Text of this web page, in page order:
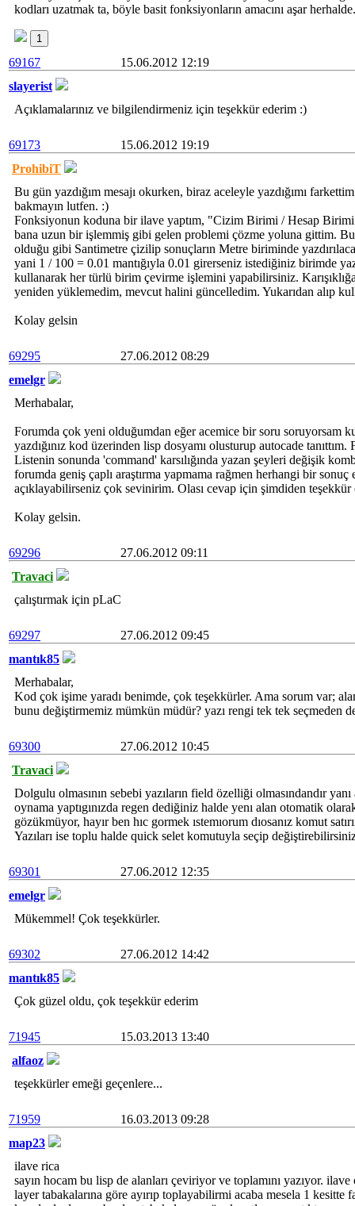
kodları uzatmak ta, böyle basit fonksiyonların amacını aşar
1
69167
15.06.2012 12:19
slayerist
Açıklamalarınız ve bilgilendirmeniz için teşekkür ederim :)
69173
15.06.2012 19:19
ProhibiT
Bu gün yazdığım mesajı okurken, biraz aceleyle yazdığımı
bakmayın lutfen. :)
Fonksiyonun koduna bir ilave yaptım, "Cizim Birimi / Hesap
bana uzun bir işlemmiş gibi gelen problemi çözme yoluna gittim.
olduğu gibi Santimetre çizilip sonuçların Metre biriminde
yani 1 / 100 = 0.01 mantığıyla 0.01 girerseniz istediğiniz birimde
kullanarak her türlü birim çevirme işlemini yapabilirsiniz.
yeniden yüklemedim, mevcut halini güncelledim. Yukarıdan alıp
Kolay gelsin
69295
27.06.2012 08:29
emelgr
Merhabalar,
Forumda çok yeni olduğumdan eğer acemice bir soru soruyorsam
yazdığınız kod üzerinden lisp dosyamı olusturup autocade
Listenin sonunda 'command' karsılığında yazan şeyleri değişik
forumda geniş çaplı araştırma yapmama rağmen herhangi bir sonuç
açıklayabilirseniz çok sevinirim. Olası cevap için şimdiden teşekkür
Kolay gelsin.
69296
27.06.2012 09:11
Travaci
çalıştırmak için pLaC
69297
27.06.2012 09:45
mantık85
Merhabalar,
Kod çok işime yaradı benimde, çok teşekkürler. Ama sorum var;
bunu değiştirmemiz mümkün müdür? yazı rengi tek tek seçmeden
69300
27.06.2012 10:45
Travaci
Dolgulu olmasının sebebi yazıların field özelliği olmasındandır yanı
oynama yaptıgınızda regen dediğiniz halde yenı alan otomatik
gözükmüyor, hayır ben hıc gormek ıstemıorum dıosanız komut
Yazıları ise toplu halde quick selet komutuyla seçip
69301
27.06.2012 12:35
emelgr
Mükemmel! Çok teşekkürler.
69302
27.06.2012 14:42
mantık85
Çok güzel oldu, çok teşekkür ederim
71945
15.03.2013 13:40
alfaoz
teşekkürler emeği geçenlere...
71959
16.03.2013 09:28
map23
ilave rica
sayın hocam bu lisp de alanları çeviriyor ve toplamını yazıyor.
layer tabakalarına göre ayırıp toplayabilirmi acaba mesela 1 kesitte